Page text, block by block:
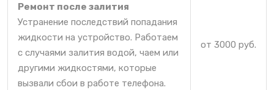
Ремонт после залития
Устранение последствий попадания
жидкости на устройство. Работаем
с случаями залития водой, чаем или
другими жидкостями, которые
вызвали сбои в работе телефона.
от 3000 руб.